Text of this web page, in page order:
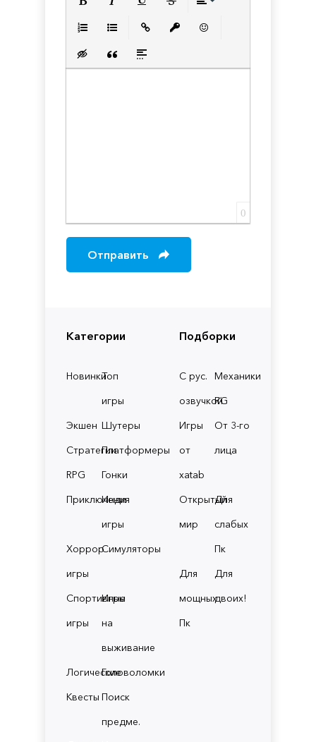
Категории
НовинкиТоп
игры
Экшен Шутеры
СтратегииПлатформеры
RPG
Гонки
Приключения
Инди
игры
Хоррор
игры
Симуляторы
Спортивные
игры
Игры
на
выживание
ЛогическиеГоловоломки
Квесты Поиск
предме.
Подборки
С рус.
озвучкой
Механики
RG
Игры
от
xatab
От 3-го
лица
Открытый
мир
Для
слабых
Пк
Для
мощных
Пк
Для
двоих!
Вставка скрытого текста
Вставка цитаты
Вставка спойлера
0
Отправить